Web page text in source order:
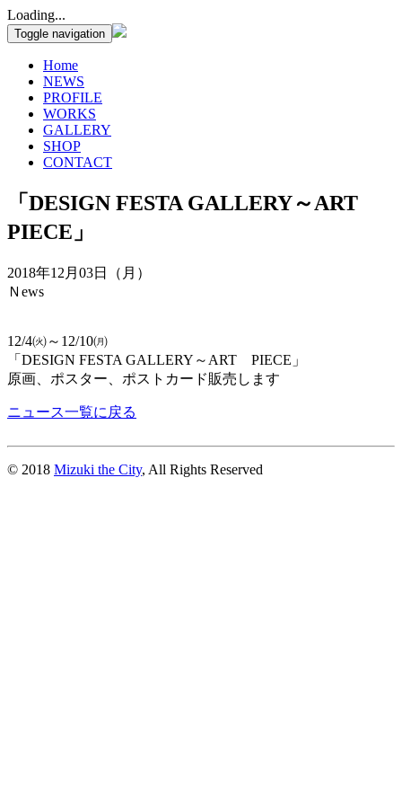
Loading...
Toggle navigation
Home
NEWS
PROFILE
WORKS
GALLERY
SHOP
CONTACT
「DESIGN FESTA GALLERY～ART
PIECE」
2018年12月03日（月）
Ｎews
12/4㈫～12/10㈪
「DESIGN FESTA GALLERY～ART PIECE」
原画、ポスター、ポストカード販売します
ニュース一覧に戻る
© 2018 Mizuki the City, All Rights Reserved